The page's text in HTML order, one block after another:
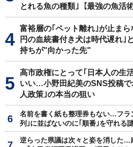
とれる魚の種類｣【最強の魚活術
富裕層の｢ペット離れ｣が止ま
円の血統書付き犬は時代遅れ｣
持ちが"向かった先"
高市政権にとって｢日本人の生
いい…小野田紀美のSNS投稿で
人政策｣の本当の狙い
名前を書く紙も整理券もない…フラ
列｣に並ばないのに｢順番｣を守れる
逆らった県議は次々と姿を消した…